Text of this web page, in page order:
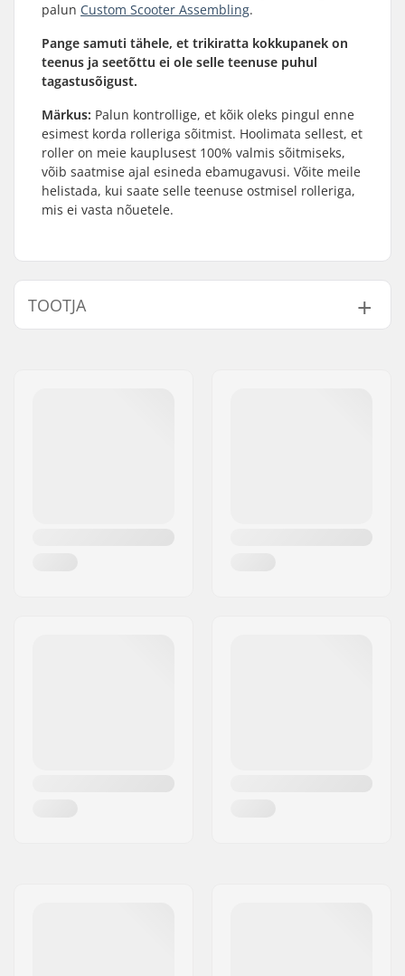
palun Custom Scooter Assembling.
Pange samuti tähele, et trikiratta kokkupanek on
teenus ja seetõttu ei ole selle teenuse puhul
tagastusõigust.
Märkus: Palun kontrollige, et kõik oleks pingul enne
esimest korda rolleriga sõitmist. Hoolimata sellest, et
roller on meie kauplusest 100% valmis sõitmiseks,
võib saatmise ajal esineda ebamugavusi. Võite meile
helistada, kui saate selle teenuse ostmisel rolleriga,
mis ei vasta nõuetele.
TOOTJA